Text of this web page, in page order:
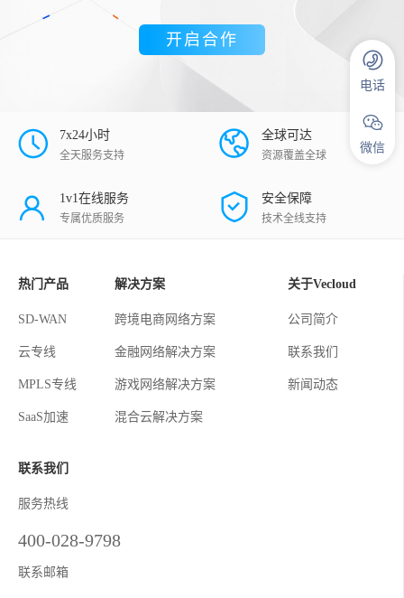
开启合作
7x24小时
全天服务支持
全球可达
资源覆盖全球
1v1在线服务
专属优质服务
安全保障
技术全线支持
热门产品
SD-WAN
云专线
MPLS专线
SaaS加速
解决方案
跨境电商网络方案
金融网络解决方案
游戏网络解决方案
混合云解决方案
关于Vecloud
公司简介
联系我们
新闻动态
联系我们
服务热线
400-028-9798
联系邮箱
电话
微信